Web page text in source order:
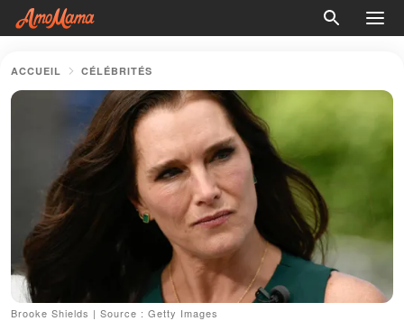
ACCUEIL CÉLÉBRITÉS
Brooke Shields | Source : Getty Images